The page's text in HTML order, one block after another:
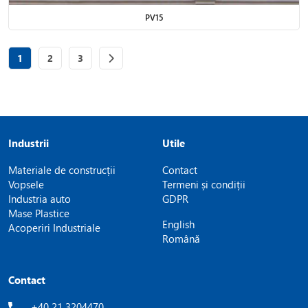
PV15
Page
1 Page
2 Page
3
Industrii
Materiale de construcții
Vopsele
Industria auto
Mase Plastice
Acoperiri Industriale
Utile
Contact
Termeni și condiții
GDPR
English
Română
Contact